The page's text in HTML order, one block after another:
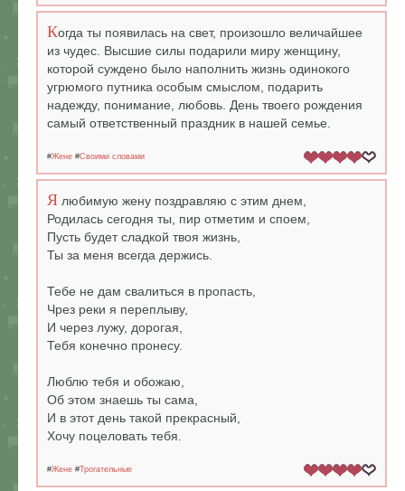
Когда ты появилась на свет, произошло величайшее
из чудес. Высшие силы подарили миру женщину,
которой суждено было наполнить жизнь одинокого
угрюмого путника особым смыслом, подарить
надежду, понимание, любовь. День твоего рождения
самый ответственный праздник в нашей семье.
#Жене #Своими словами
Я любимую жену поздравляю с этим днем,
Родилась сегодня ты, пир отметим и споем,
Пусть будет сладкой твоя жизнь,
Ты за меня всегда держись.
Тебе не дам свалиться в пропасть,
Чрез реки я переплыву,
И через лужу, дорогая,
Тебя конечно пронесу.
Люблю тебя и обожаю,
Об этом знаешь ты сама,
И в этот день такой прекрасный,
Хочу поцеловать тебя.
#Жене #Трогательные